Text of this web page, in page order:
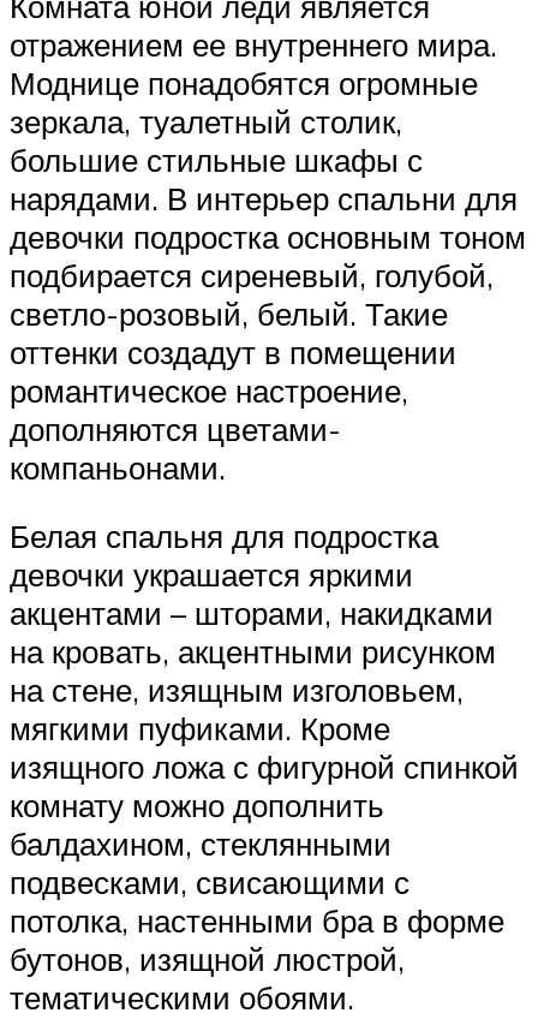
отражением ее внутреннего мира.
Моднице понадобятся огромные
зеркала, туалетный столик,
большие стильные шкафы с
нарядами. В интерьер спальни для
девочки подростка основным тоном
подбирается сиреневый, голубой,
светло-розовый, белый. Такие
оттенки создадут в помещении
романтическое настроение,
дополняются цветами-
компаньонами.
Белая спальня для подростка
девочки украшается яркими
акцентами – шторами, накидками
на кровать, акцентными рисунком
на стене, изящным изголовьем,
мягкими пуфиками. Кроме
изящного ложа с фигурной спинкой
комнату можно дополнить
балдахином, стеклянными
подвесками, свисающими с
потолка, настенными бра в форме
бутонов, изящной люстрой,
тематическими обоями.